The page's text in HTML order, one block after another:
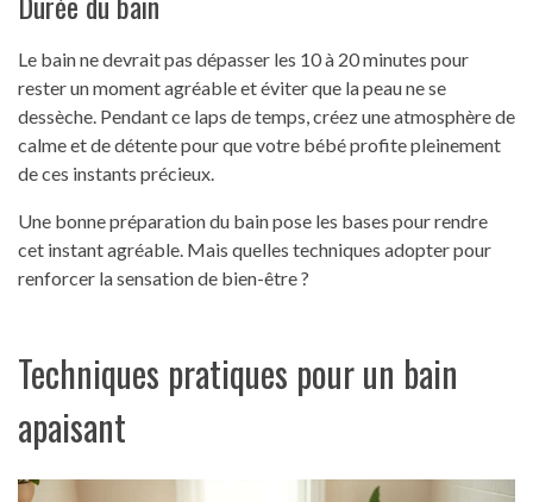
Le bain ne devrait pas dépasser les 10 à 20 minutes pour
rester un moment agréable et éviter que la peau ne se
dessèche. Pendant ce laps de temps, créez une atmosphère de
calme et de détente pour que votre bébé profite pleinement
de ces instants précieux.
Une bonne préparation du bain pose les bases pour rendre
cet instant agréable. Mais quelles techniques adopter pour
renforcer la sensation de bien-être ?
Techniques pratiques pour un bain
apaisant